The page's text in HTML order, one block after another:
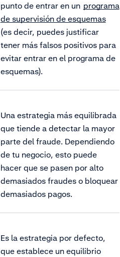
punto de entrar en un programa
de supervisión de esquemas
(es decir, puedes justificar
tener más falsos positivos para
evitar entrar en el programa de
esquemas).
Una estrategia más equilibrada
que tiende a detectar la mayor
parte del fraude. Dependiendo
de tu negocio, esto puede
hacer que se pasen por alto
demasiados fraudes o bloquear
demasiados pagos.
Es la estrategia por defecto,
que establece un equilibrio